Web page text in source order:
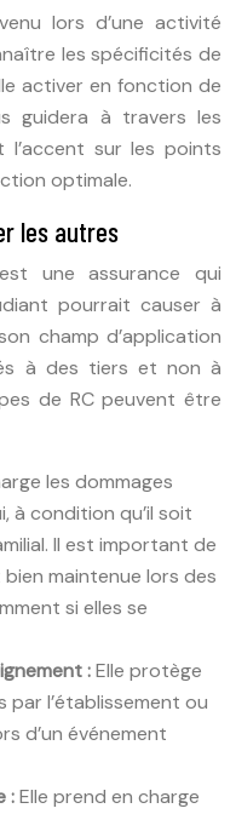
lors d’une activité
les spécificités de
activer en fonction de
guidera à travers les
sur les points
optimale.
les autres
une assurance qui
pourrait causer à
champ d’application
à des tiers et non à
de RC peuvent être
les dommages
à condition qu’il soit
Il est important de
maintenue lors des
si elles se
:Elle protège
l’établissement ou
d’un événement
:Elle prend en charge